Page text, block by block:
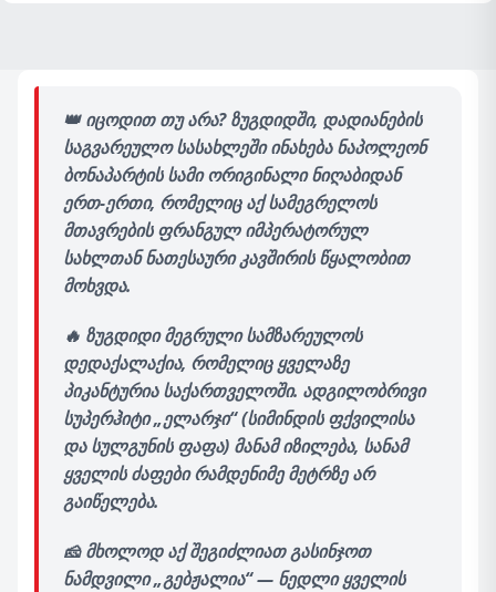
👑იცოდით თუ არა? ზუგდიდში, დადიანების
საგვარეულო სასახლეში ინახება ნაპოლეონ
ბონაპარტის სამი ორიგინალი ნიღაბიდან
ერთ-ერთი, რომელიც აქ სამეგრელოს
მთავრების ფრანგულ იმპერატორულ
სახლთან ნათესაური კავშირის წყალობით
მოხვდა.
🔥 ზუგდიდი მეგრული სამზარეულოს
დედაქალაქია, რომელიც ყველაზე
პიკანტურია საქართველოში. ადგილობრივი
სუპერჰიტი „ელარჯი“ (სიმინდის ფქვილისა
და სულგუნის ფაფა) მანამ იზილება, სანამ
ყველის ძაფები რამდენიმე მეტრზე არ
გაიწელება.
🧀მხოლოდ აქ შეგიძლიათ გასინჯოთ
ნამდვილი „გებჟალია“ — ნედლი ყველის